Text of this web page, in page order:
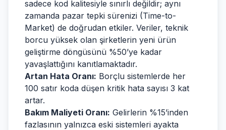
sadece kod kalitesiyle sınırlı değildir; aynı
zamanda pazar tepki sürenizi (Time-to-
Market) de doğrudan etkiler. Veriler, teknik
borcu yüksek olan şirketlerin yeni ürün
geliştirme döngüsünü %50’ye kadar
yavaşlattığını kanıtlamaktadır.
Artan Hata Oranı: Borçlu sistemlerde her
100 satır koda düşen kritik hata sayısı 3 kat
artar.
Bakım Maliyeti Oranı: Gelirlerin %15’inden
fazlasının yalnızca eski sistemleri ayakta